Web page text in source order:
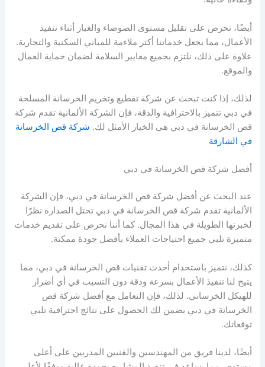
أيضًا، نحرص على تقليل مستوى الضوضاء والغبار أثناء تنفيذ
الأعمال، مما يجعل خدماتنا أكثر ملاءمة للمباني السكنية والتجارية.
علاوة على ذلك، نلتزم بجميع معايير السلامة لضمان حماية العمال
والموقع.
لذلك، إذا كنت تبحث عن شركة تقطيع وتخريم الخرسانة المسلحة
في دبي تتميز بالاحترافية والدقة، فإن الشركة الألمانية تقدم شركة
قص الخرسانة في دبي هي الخيار الأمثل لك. شركة قص الخرسانة
في الشارقة
أفضل شركة قص الخرسانة في دبي
عند البحث عن أفضل شركة قص الخرسانة في دبي، فإن الشركة
الألمانية تقدم شركة قص الخرسانة في دبي تحتل الصدارة نظرًا
لخبرتها الطويلة في هذا المجال. كما أننا نحرص على تقديم خدمات
متميزة تلبي جميع احتياجات العملاء بأفضل جودة ممكنة.
كذلك، نتميز باستخدام أحدث تقنيات قص الخرسانة في دبي، مما
يتيح لنا تنفيذ الأعمال بسرعة ودقة دون التسبب في أي أضرار
للهيكل الخرساني. لذلك، فإن التعامل مع أفضل شركة قص
الخرسانة في دبي يضمن لك الحصول على نتائج احترافية تلبي
توقعاتك.
أيضًا، لدينا فريق من المهندسين والفنيين المدربين على أعلى